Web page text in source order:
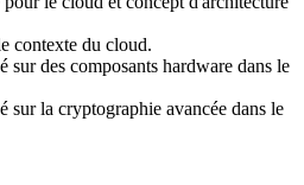
contexte du cloud.
sur des composants hardware dans le
sur la cryptographie avancée dans le